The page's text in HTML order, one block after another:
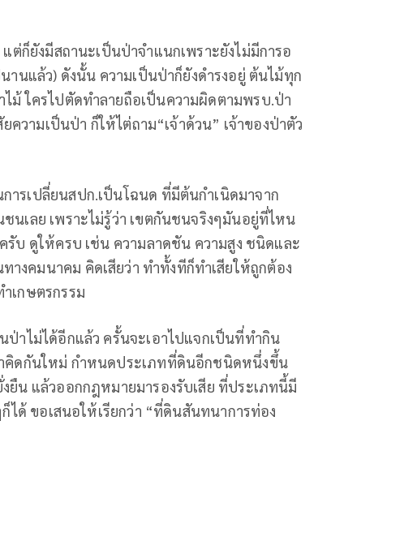
ก็ยังมีสถานะเป็นป่าจำแนกเพราะยังไม่มีการอ
นแล้ว) ดังนั้น ความเป็นป่าก็ยังดำรงอยู่ ต้นไม้ทุก
ม้ ใครไปตัดทำลายถือเป็นความผิดตามพรบ.ป่า
ความเป็นป่า ก็ให้ไต่ถาม“เจ้าด้วน” เจ้าของป่าตัว
ารเปลี่ยนสปก.เป็นโฉนด ที่มีต้นกำเนิดมาจาก
นเลย เพราะไม่รู้ว่า เขตกันชนจริงๆมันอยู่ที่ไหน
รับ ดูให้ครบ เช่น ความลาดชัน ความสูง ชนิดและ
งคมนาคม คิดเสียว่า ทำทั้งทีก็ทำเสียให้ถูกต้อง
เกษตรกรรม
าไม่ได้อีกแล้ว ครั้นจะเอาไปแจกเป็นที่ทำกิน
คิดกันใหม่ กำหนดประเภทที่ดินอีกชนิดหนึ่งขึ้น
ยืน แล้วออกกฎหมายมารองรับเสีย ที่ประเภทนี้มี
ได้ ขอเสนอให้เรียกว่า “ที่ดินสันทนาการท่อง